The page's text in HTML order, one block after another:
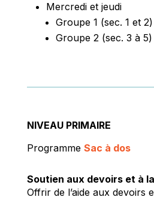
Mercredi et jeudi
Groupe 1 (sec. 1 et
Groupe 2 (sec. 3 à
NIVEAU PRIMAIRE
Programme Sac à dos
Soutien aux devoirs et à
Offrir de l’aide aux devoirs